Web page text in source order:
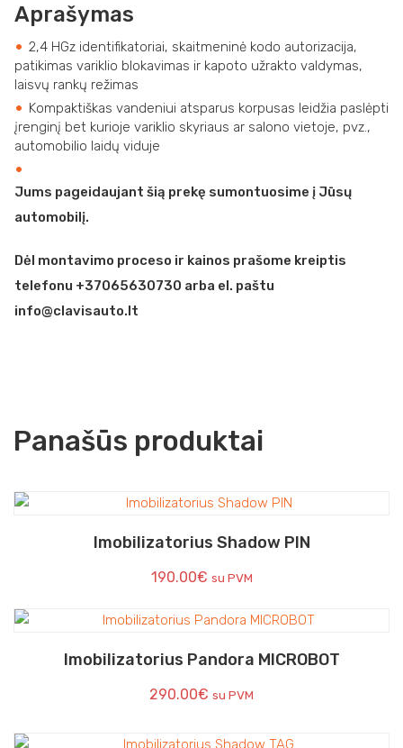
Aprašymas
2,4 HGz identifikatoriai, skaitmeninė kodo autorizacija,
patikimas variklio blokavimas ir kapoto užrakto valdymas,
laisvų rankų režimas
Kompaktiškas vandeniui atsparus korpusas leidžia paslėpti
įrenginį bet kurioje variklio skyriaus ar salono vietoje, pvz.,
automobilio laidų viduje
Jums pageidaujant šią prekę sumontuosime į Jūsų
automobilį.
Dėl montavimo proceso ir kainos prašome kreiptis
telefonu +37065630730 arba el. paštu
info@clavisauto.lt
Panašūs produktai
Imobilizatorius Shadow PIN
190.00€ su PVM
Imobilizatorius Pandora MICROBOT
290.00€ su PVM